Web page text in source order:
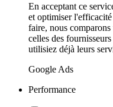
En acceptant ce
et optimiser
faire, nous
celles des
utilisiez déjà leurs
Google Ads
Performance